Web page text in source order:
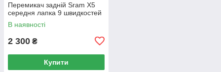
Перемикач задній Sram X5
середня лапка 9 швидкостей
В наявності
2 300 ₴
Купити